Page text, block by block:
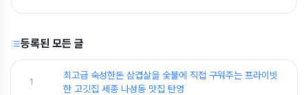
등록된 모든 글
1
최고급 숙성한돈 삼겹살을 숯불에 직접 구워주는 프라이빗
한 고깃집 세종 나성동 맛집 탄영